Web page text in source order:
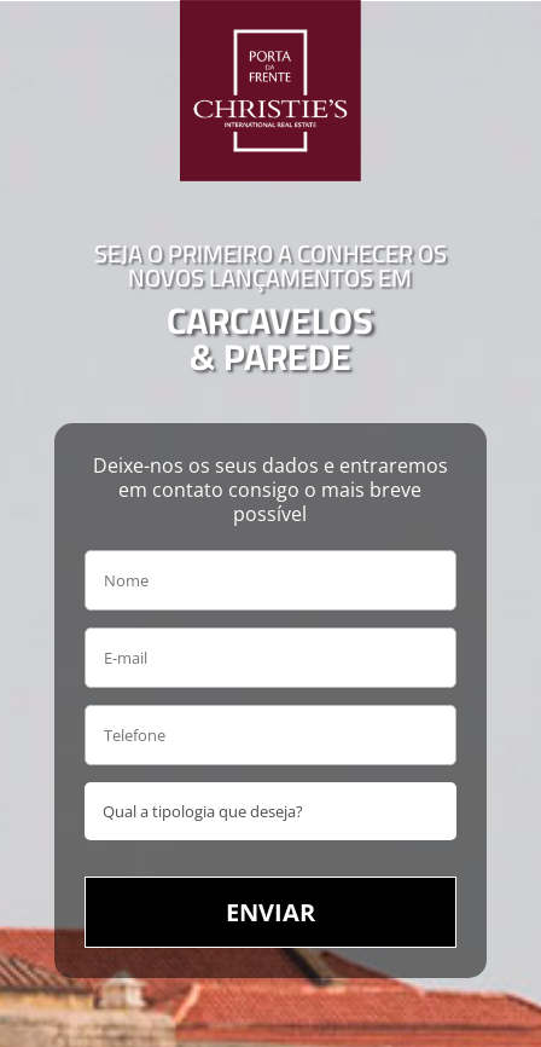
SEJA O PRIMEIRO A CONHECER OS
NOVOS LANÇAMENTOS EM
CARCAVELOS
& PAREDE
Deixe-nos os seus dados e entraremos
em contato consigo o mais breve
possível
ENVIAR